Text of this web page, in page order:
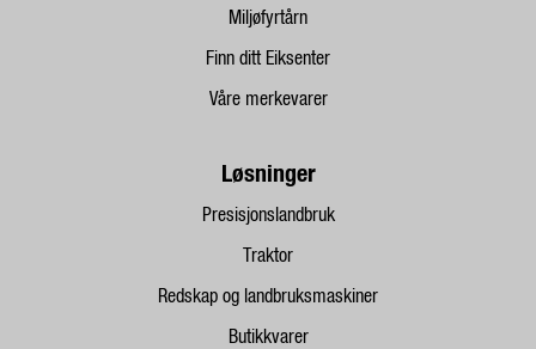
Miljøfyrtårn
Finn ditt Eiksenter
Våre merkevarer
Løsninger
Presisjonslandbruk
Traktor
Redskap og landbruksmaskiner
Butikkvarer